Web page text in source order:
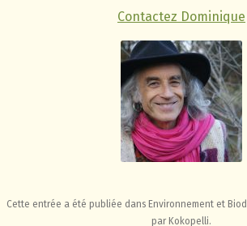
Contactez Dominique
Cette entrée a été publiée dans Environnement et
par Kokopelli.